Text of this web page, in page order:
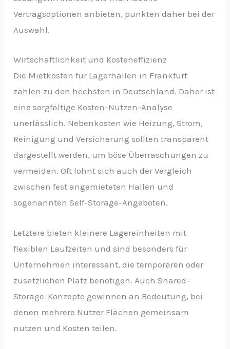
Vertragsoptionen anbieten, punkten daher bei der
Auswahl.
Wirtschaftlichkeit und Kosteneffizienz
Die Mietkosten für Lagerhallen in Frankfurt
zählen zu den höchsten in Deutschland. Daher ist
eine sorgfältige Kosten-Nutzen-Analyse
unerlässlich. Nebenkosten wie Heizung, Strom,
Reinigung und Versicherung sollten transparent
dargestellt werden, um böse Überraschungen zu
vermeiden. Oft lohnt sich auch der Vergleich
zwischen fest angemieteten Hallen und
sogenannten Self-Storage-Angeboten.
Letztere bieten kleinere Lagereinheiten mit
flexiblen Laufzeiten und sind besonders für
Unternehmen interessant, die temporären oder
zusätzlichen Platz benötigen. Auch Shared-
Storage-Konzepte gewinnen an Bedeutung, bei
denen mehrere Nutzer Flächen gemeinsam
nutzen und Kosten teilen.